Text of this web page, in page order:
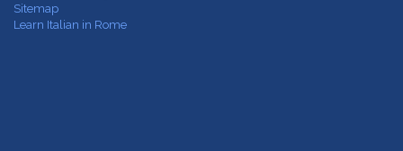
Sitemap
Learn Italian in Rome